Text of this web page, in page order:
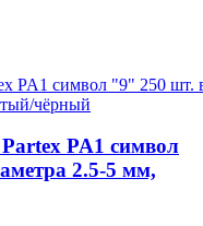
PA1 символ
2.5-5 мм,